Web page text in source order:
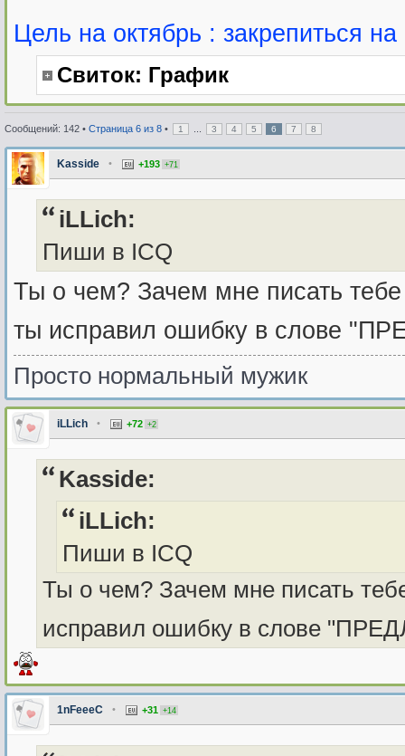
Цель на октябрь : закрепиться на
Свиток: График
Сообщений: 142 • Страница 6 из 8 • 1 3 4 5 6 7 8
Kasside • +193 +71
iLLich:
Пиши в ICQ
Ты о чем? Зачем мне писать
ты исправил ошибку в слове
Просто нормальный мужик
iLLich • +72 +2
Kasside:
iLLich:
Пиши в ICQ
Ты о чем? Зачем мне писать
исправил ошибку в слове
1nFeeeC • +31 +14